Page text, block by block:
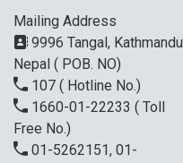
Mailing Address
9996 Tangal, Kathmandu
Nepal ( POB. NO)
107 ( Hotline No.)
1660-01-22233 ( Toll
Free No.)
01-5262151, 01-